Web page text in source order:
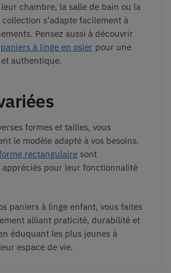
chambre, la salle de bain ou la
s’adapte facilement à
Pensez aussi à découvrir
paniers à linge en osier pour une
authentique.
formes et tailles, vous
le modèle adapté à vos besoins.
rectangulaire sont
pour leur fonctionnalité
paniers à linge enfant, vous faites
alliant praticité, durabilité et
éduquant les plus jeunes à
espace de vie.